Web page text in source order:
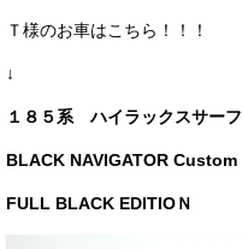
電話はこちら
Ｔ様のお車はこちら！！！
↓
１８５系 ハイラックスサーフ
BLACK NAVIGATOR Custom
FULL BLACK EDITIOＮ